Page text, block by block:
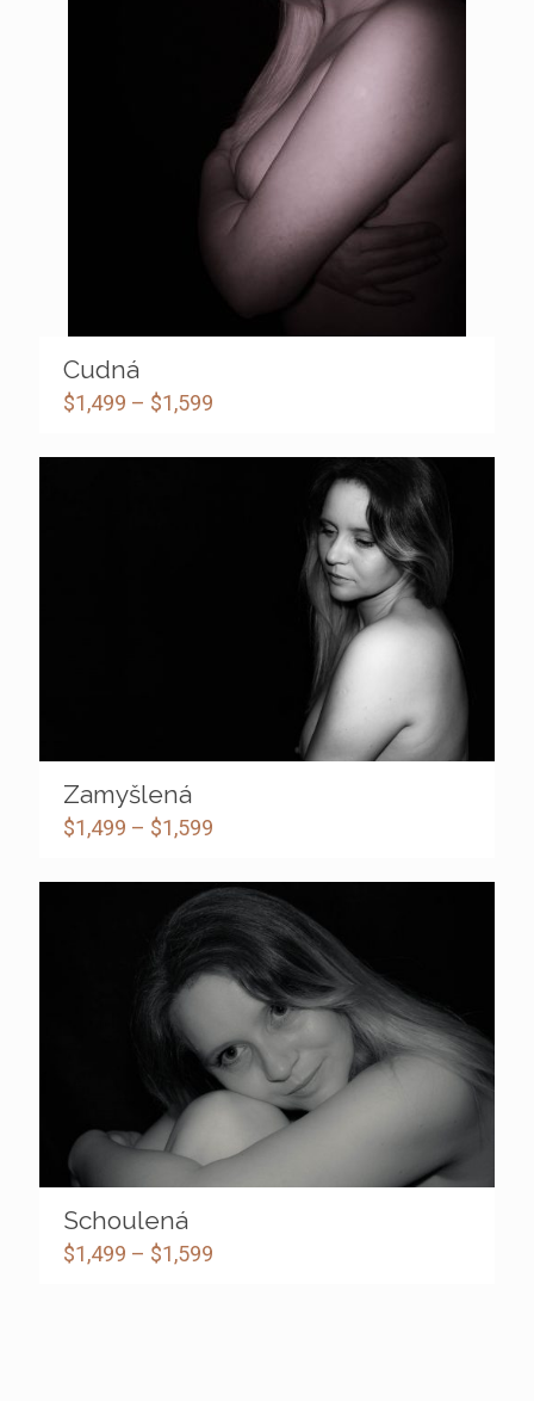
Cudná
$1,499 – $1,599
Zamyšlená
$1,499 – $1,599
Schoulená
$1,499 – $1,599